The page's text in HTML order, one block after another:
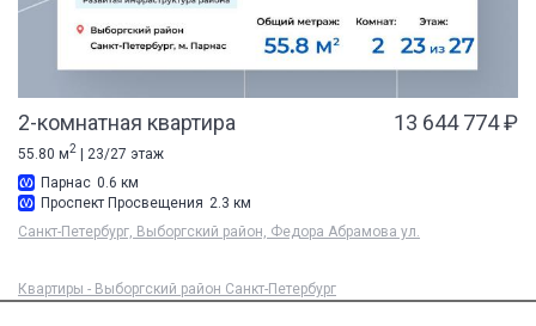
2-комнатная квартира 13 644 774 ₽
55.80 м2 | 23/27 этаж
Парнас 0.6 км
Проспект Просвещения 2.3 км
Санкт-Петербург, Выборгский район, Федора Абрамова ул.
Квартиры - Выборгский район Санкт-Петербург